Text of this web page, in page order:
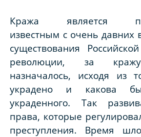
Кража является
известным с очень давних
существования
революции, за
назначалось, исходя из
украдено и какова
украденного. Так
права, которые
преступления. Время